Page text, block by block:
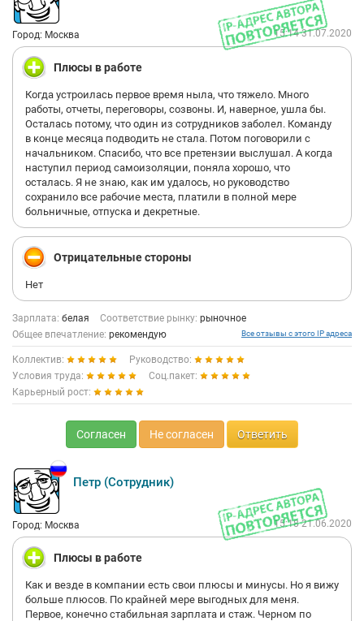
Город: Москва 15:14 31.07.2020
Плюсы в работе
Когда устроилась первое время ныла, что тяжело. Много
работы, отчеты, переговоры, созвоны. И, наверное, ушла бы.
Осталась потому, что один из сотрудников заболел. Команду
в конце месяца подводить не стала. Потом поговорили с
начальником. Спасибо, что все претензии выслушал. А когда
наступил период самоизоляции, поняла хорошо, что
осталась. Я не знаю, как им удалось, но руководство
сохранило все рабочие места, платили в полной мере
больничные, отпуска и декретные.
Отрицательные стороны
Нет
Зарплата: белая Соответствие рынку: рыночное
Общее впечатление: рекомендую Все отзывы с этого IP адреса
Коллектив:
Руководство:
Условия труда:
Соц.пакет:
Карьерный рост:
Согласен Не согласен Ответить
Петр (Сотрудник)
Город: Москва 15:18 21.06.2020
Плюсы в работе
Как и везде в компании есть свои плюсы и минусы. Но я вижу
больше плюсов. По крайней мере выгодных для меня.
Первое, конечно стабильная зарплата и стаж. Черном по